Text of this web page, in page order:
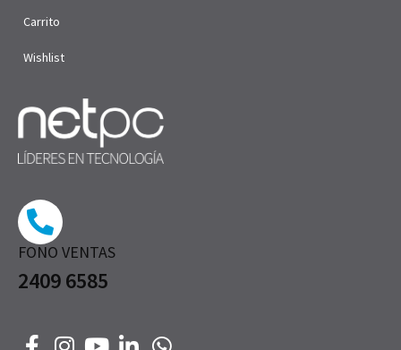
FONO VENTAS
2409 6585
Carrito
Wishlist